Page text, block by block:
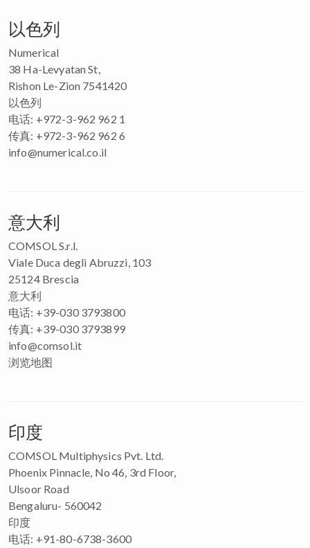
以色列
Numerical
38 Ha-Levyatan St,
Rishon Le-Zion 7541420
以色列
电话: +972-3-962 962 1
传真: +972-3-962 962 6
info@numerical.co.il
意大利
COMSOL S.r.l.
Viale Duca degli Abruzzi, 103
25124 Brescia
意大利
电话: +39-030 3793800
传真: +39-030 3793899
info@comsol.it
浏览地图
印度
COMSOL Multiphysics Pvt. Ltd.
Phoenix Pinnacle, No 46, 3rd Floor,
Ulsoor Road
Bengaluru- 560042
印度
电话: +91-80-6738-3600